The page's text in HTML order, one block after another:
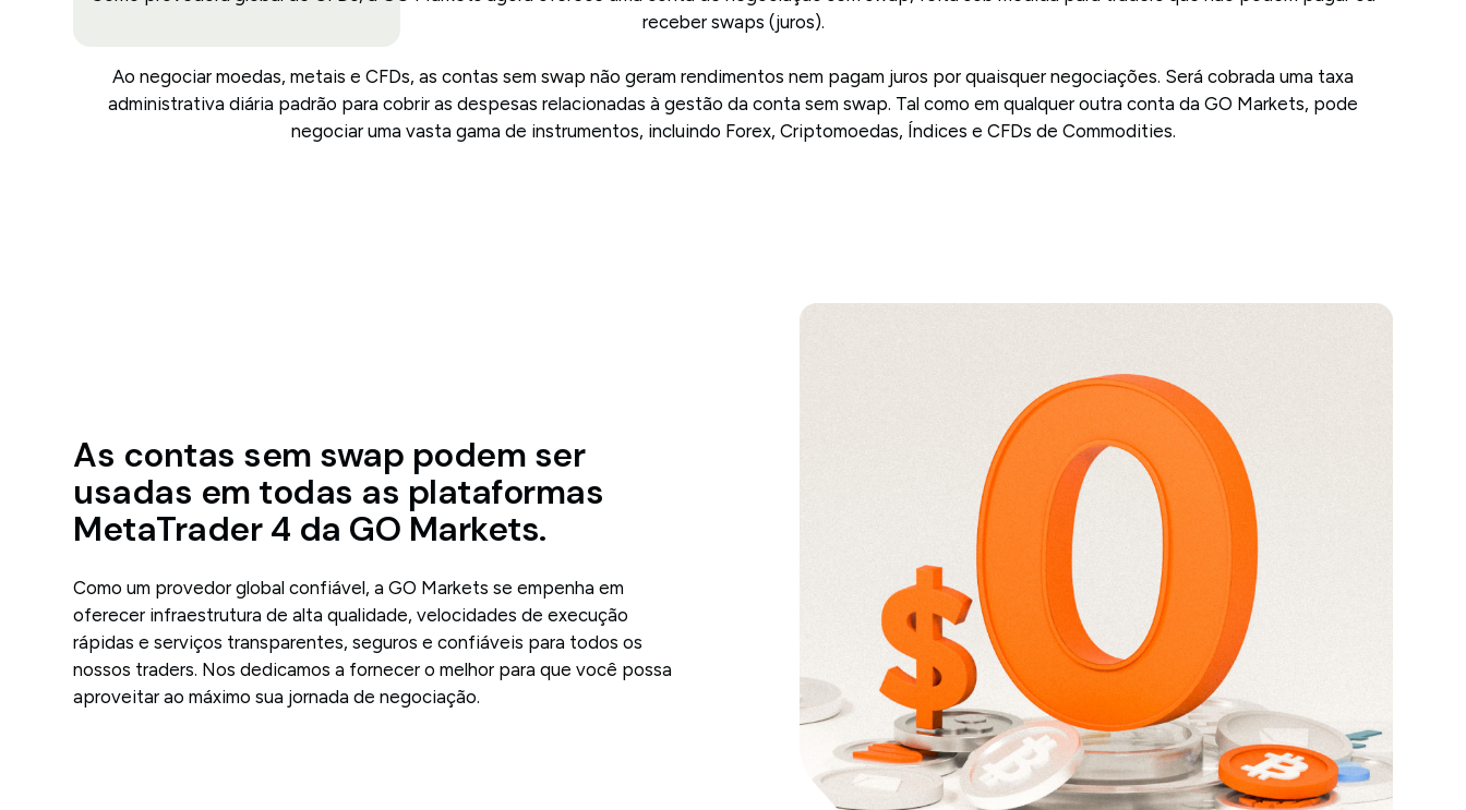
receber swaps (juros).
Ao negociar moedas, metais e CFDs, as contas sem swap não geram rendimentos nem pagam juros por quaisquer negociações. Será cobrada uma taxa
administrativa diária padrão para cobrir as despesas relacionadas à gestão da conta sem swap. Tal como em qualquer outra conta da GO Markets, pode
negociar uma vasta gama de instrumentos, incluindo Forex, Criptomoedas, Índices e CFDs de Commodities.
As contas sem swap podem ser
usadas em todas as plataformas
MetaTrader 4 da GO Markets.
Como um provedor global confiável, a GO Markets se empenha em
oferecer infraestrutura de alta qualidade, velocidades de execução
rápidas e serviços transparentes, seguros e confiáveis ​​para todos os
nossos traders. Nos dedicamos a fornecer o melhor para que você possa
aproveitar ao máximo sua jornada de negociação.